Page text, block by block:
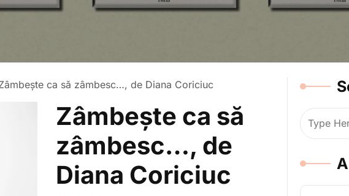
ca să zâmbesc…, de Diana Coriciuc
Zâmbește ca să
zâmbesc…, de
Diana Coriciuc